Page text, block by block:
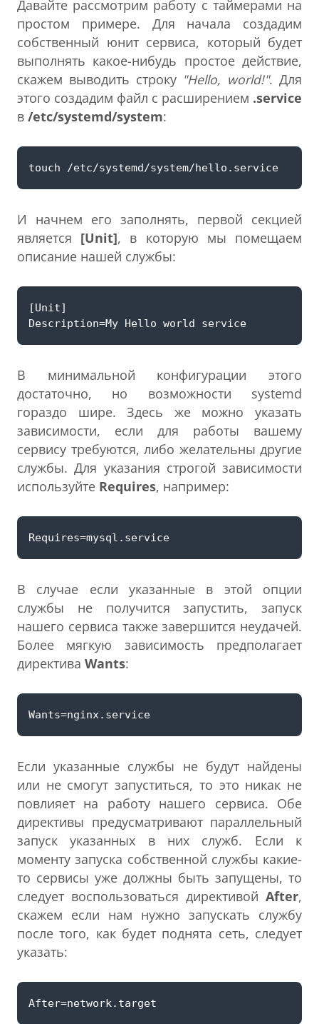
Давайте рассмотрим работу с таймерами на
простом примере. Для начала создадим
собственный юнит сервиса, который будет
выполнять какое-нибудь простое действие,
скажем выводить строку "Hello, world!". Для
этого создадим файл с расширением .service
в /etc/systemd/system:
И начнем его заполнять, первой секцией
является [Unit], в которую мы помещаем
описание нашей службы:
В минимальной конфигурации этого
достаточно, но возможности systemd
гораздо шире. Здесь же можно указать
зависимости, если для работы вашему
сервису требуются, либо желательны другие
службы. Для указания строгой зависимости
используйте Requires, например:
В случае если указанные в этой опции
службы не получится запустить, запуск
нашего сервиса также завершится неудачей.
Более мягкую зависимость предполагает
директива Wants:
Если указанные службы не будут найдены
или не смогут запуститься, то это никак не
повлияет на работу нашего сервиса. Обе
директивы предусматривают параллельный
запуск указанных в них служб. Если к
моменту запуска собственной службы какие-
то сервисы уже должны быть запущены, то
следует воспользоваться директивой After,
скажем если нам нужно запускать службу
после того, как будет поднята сеть, следует
указать: